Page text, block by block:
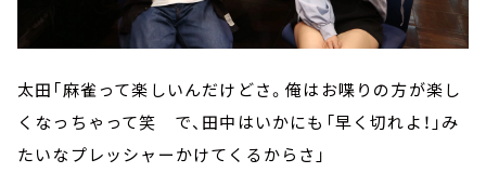
太田「麻雀って楽しいんだけどさ。俺はお喋りの方が楽し
くなっちゃって笑 で、田中はいかにも「早く切れよ！」み
たいなプレッシャーかけてくるからさ」